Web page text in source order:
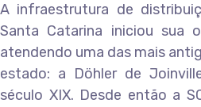
A infraestrutura de
Santa Catarina iniciou sua
atendendo uma das mais
estado: a Döhler de
século XIX. Desde então a